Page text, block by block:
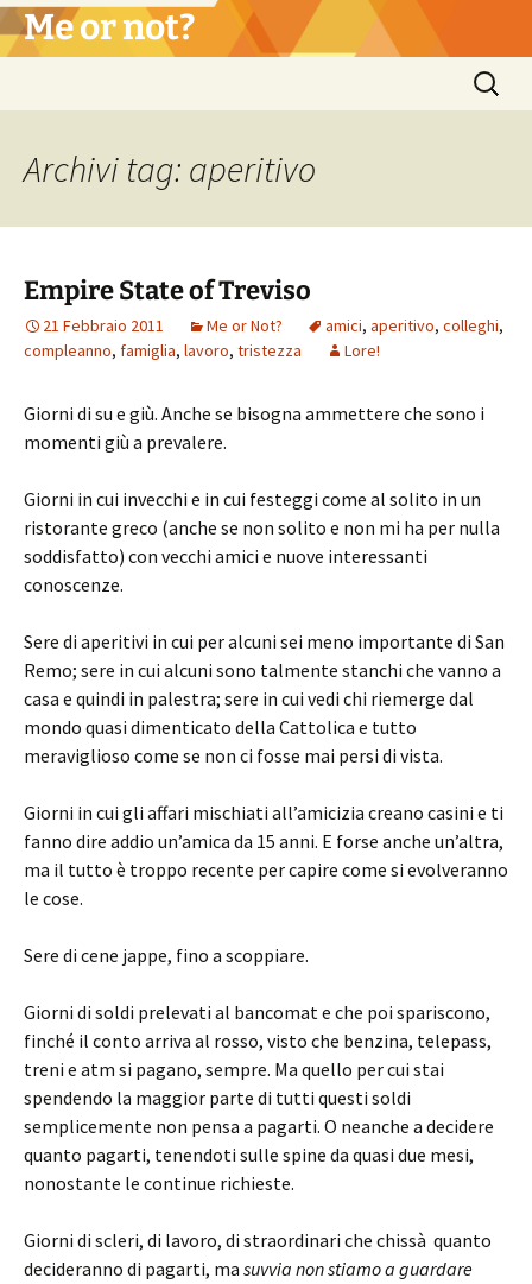
Vai
al Me or not?
Ricerca
per:
Archivi tag: aperitivo
Empire State of Treviso
21 Febbraio 2011 Me or Not? amici, aperitivo, colleghi,
compleanno, famiglia, lavoro, tristezza Lore!
Giorni di su e giù. Anche se bisogna ammettere che sono i
momenti giù a prevalere.
Giorni in cui invecchi e in cui festeggi come al solito in un
ristorante greco (anche se non solito e non mi ha per nulla
soddisfatto) con vecchi amici e nuove interessanti
conoscenze.
Sere di aperitivi in cui per alcuni sei meno importante di San
Remo; sere in cui alcuni sono talmente stanchi che vanno a
casa e quindi in palestra; sere in cui vedi chi riemerge dal
mondo quasi dimenticato della Cattolica e tutto
meraviglioso come se non ci fosse mai persi di vista.
Giorni in cui gli affari mischiati all’amicizia creano casini e ti
fanno dire addio un’amica da 15 anni. E forse anche un’altra,
ma il tutto è troppo recente per capire come si evolveranno
le cose.
Sere di cene jappe, fino a scoppiare.
Giorni di soldi prelevati al bancomat e che poi spariscono,
finché il conto arriva al rosso, visto che benzina, telepass,
treni e atm si pagano, sempre. Ma quello per cui stai
spendendo la maggior parte di tutti questi soldi
semplicemente non pensa a pagarti. O neanche a decidere
quanto pagarti, tenendoti sulle spine da quasi due mesi,
nonostante le continue richieste.
Giorni di scleri, di lavoro, di straordinari che chissà quanto
decideranno di pagarti, ma suvvia non stiamo a guardare